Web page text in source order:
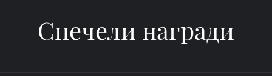
Спечели награди